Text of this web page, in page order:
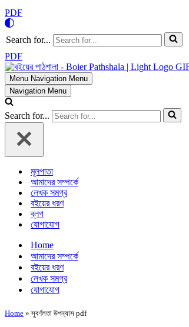
PDF
Search for...
PDF
Menu Navigation Menu
Navigation Menu
Search for...
মূলপাতা
আমাদের সম্পর্কে
লেখক সমগ্র
বইয়ের ধরণ
ব্লগ
যোগাযোগ
Home
আমাদের সম্পর্কে
বইয়ের ধরণ
লেখক সমগ্র
যোগাযোগ
Home » সুবর্ণলতা উপন্যাস pdf